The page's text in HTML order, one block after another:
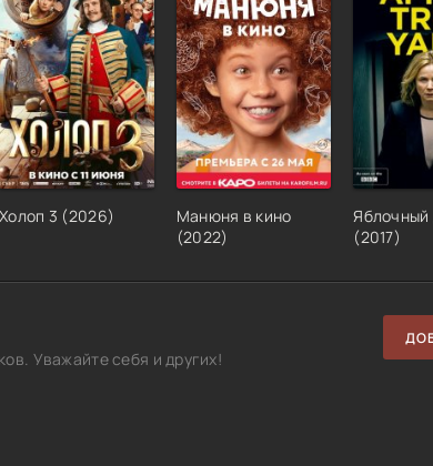
Холоп 3 (2026)
Манюня в кино
(2022)
Яблочный
(2017)
Уважайте себя и других!